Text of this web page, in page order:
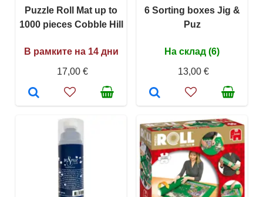
Puzzle Roll Mat up to
1000 pieces Cobble Hill
В рамките на 14 дни
17,00 €
6 Sorting boxes Jig &
Puz
На склад (6)
13,00 €